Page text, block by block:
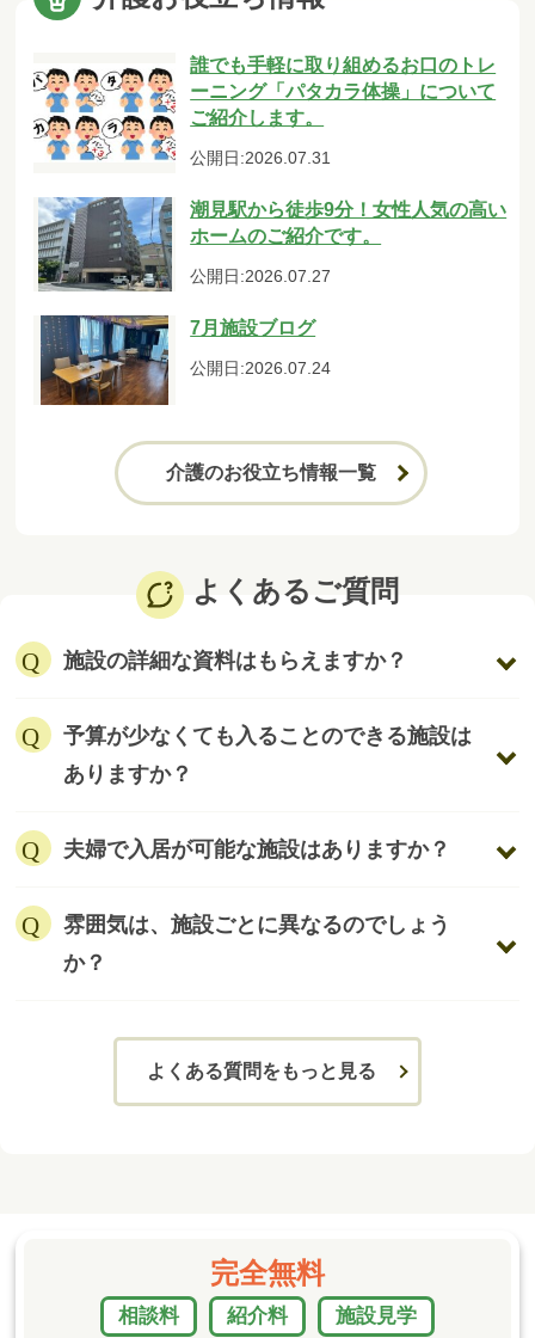
誰でも手軽に取り組めるお口のトレ
ーニング「パタカラ体操」について
ご紹介します。
公開日:2026.07.31
潮見駅から徒歩9分！女性人気の高い
ホームのご紹介です。
公開日:2026.07.27
7月施設ブログ
公開日:2026.07.24
介護のお役立ち情報一覧
よくあるご質問
施設の詳細な資料はもらえますか？
予算が少なくても入ることのできる施設は
ありますか？
夫婦で入居が可能な施設はありますか？
雰囲気は、施設ごとに異なるのでしょう
か？
よくある質問をもっと見る
完全無料
相談料 紹介料 施設見学